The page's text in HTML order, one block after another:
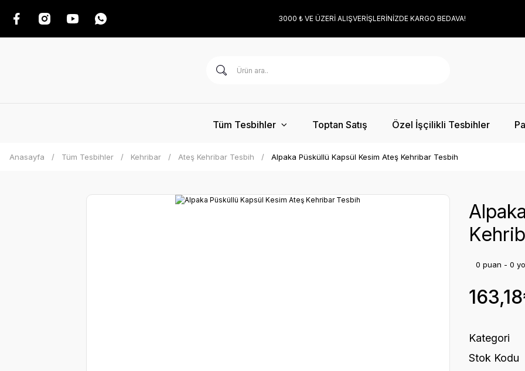
3000 ₺ VE ÜZERİ ALIŞVERİŞLERİNİZDE KARGO BEDAVA!
Tüm Tesbihler Toptan Satış Özel İşçilikli Tesbihler
Anasayfa Tüm Tesbihler Kehribar Ateş Kehribar Tesbih Alpaka Püsküllü Kapsül Kesim Ateş Kehribar Tesbih
0 puan - 0
Kategori
Stok Kodu